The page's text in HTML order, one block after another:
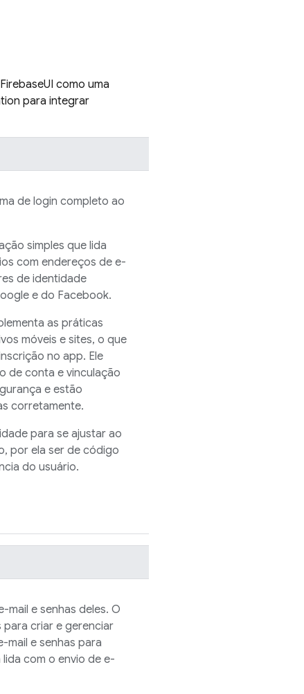
FirebaseUI como uma
para integrar
de login completo ao
simples que lida
com endereços de e-
de identidade
e do Facebook.
as práticas
móveis e sites, o que
no app. Ele
de conta e vinculação
e estão
corretamente.
para se ajustar ao
por ela ser de código
do usuário.
e senhas deles. O
criar e gerenciar
mail e senhas para
lida com o envio de e-